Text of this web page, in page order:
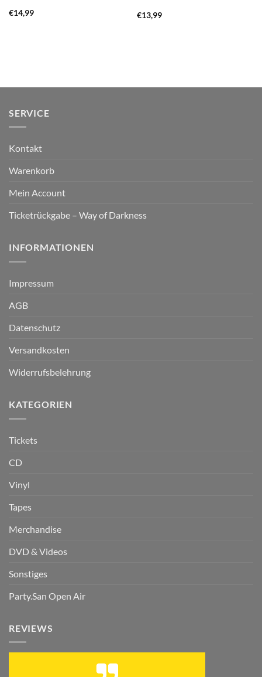
€14,99 €13,99
SERVICE
Kontakt
Warenkorb
Mein Account
Ticketrückgabe – Way of Darkness
INFORMATIONEN
Impressum
AGB
Datenschutz
Versandkosten
Widerrufsbelehrung
KATEGORIEN
Tickets
CD
Vinyl
Tapes
Merchandise
DVD & Videos
Sonstiges
Party.San Open Air
REVIEWS